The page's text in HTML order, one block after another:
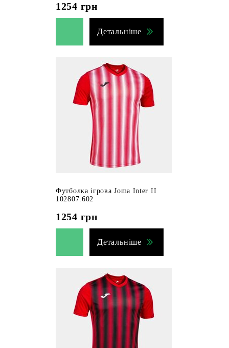
1254 грн
Детальніше
Футболка ігрова Joma Inter II
102807.602
1254 грн
Детальніше